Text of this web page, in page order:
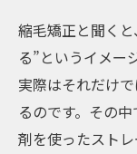
縮毛矯正と聞く
る”というイメー
実際はそれだけ
るのです。その
剤を使ったスト